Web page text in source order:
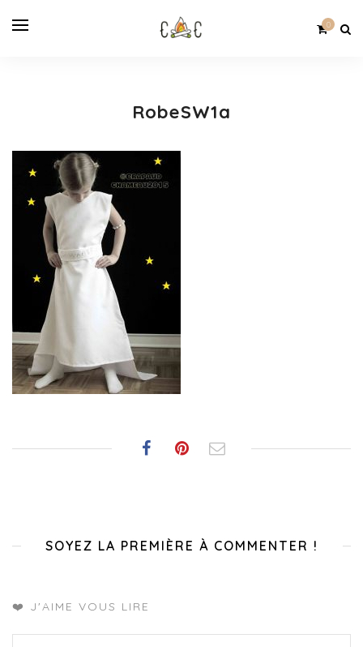
0
RobeSW1a
SOYEZ LA PREMIÈRE À COMMENTER !
❤️ J'AIME VOUS LIRE